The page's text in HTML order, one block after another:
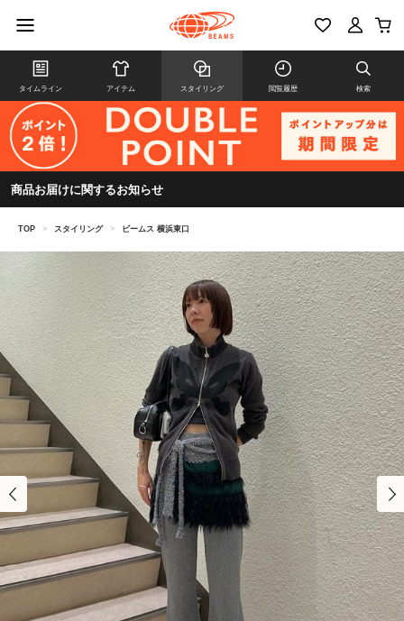
タイムライン アイテム スタイリング 閲覧履歴 検索
商品お届けに関するお知らせ
TOP > スタイリング > ビームス 横浜東口